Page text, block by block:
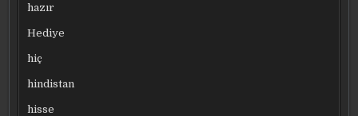
hazır
Hediye
hiç
hindistan
hisse